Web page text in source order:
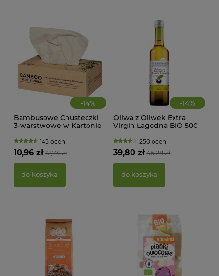
-14%
Bambusowe Chusteczki
3-warstwowe w Kartonie
145 ocen
12,74 zł
10,96 zł
do koszyka
-14%
Oliwa z Oliwek Extra
Virgin Łagodna BIO 500
250 ocen
46,28 zł
39,80 zł
do koszyka